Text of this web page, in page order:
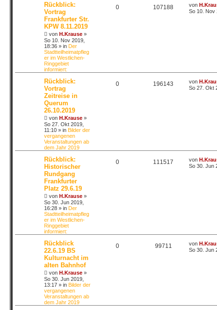
Rückblick:
Vortrag
Frankfurter Str.
KPW 8.11.2019
von H.Krause »
So 10. Nov 2019,
18:36 » in Der
Stadtteilheimatpfleg
er im Westlichen-
Ringgebiet
informiert:
0 107188 von
So 10. Nov
Rückblick:
Vortrag
Zeitreise in
Querum
26.10.2019
von H.Krause »
So 27. Okt 2019,
11:10 » in Bilder der
vergangenen
Veranstaltungen ab
dem Jahr 2019
0 196143 von
So 27. Okt
Rückblick:
Historischer
Rundgang
Frankfurter
Platz 29.6.19
von H.Krause »
So 30. Jun 2019,
16:28 » in Der
Stadtteilheimatpfleg
er im Westlichen-
Ringgebiet
informiert:
0 111517 von
So 30. Jun
Rückblick
22.6.19 BS
Kulturnacht im
alten Bahnhof
von H.Krause »
So 30. Jun 2019,
13:17 » in Bilder der
vergangenen
Veranstaltungen ab
dem Jahr 2019
0 99711 von
So 30. Jun